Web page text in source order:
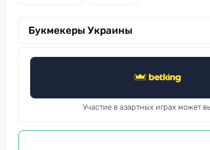
Букмекеры Украины
Участие в азартных играх может